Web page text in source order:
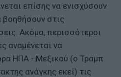
επίσης να ενισχύσουν
βοηθήσουν στις
Ακόμα, περισσότεροι
αναμένεται να
ΗΠΑ - Μεξικού (ο Τραμπ
ανάγκης εκεί) τις